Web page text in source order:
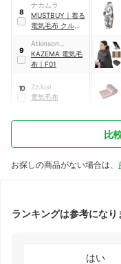
8
ナカムラ
MUSTBUY ｜ 着る
電気毛布 クルン
9
Atkinson
Engineering
KAZEMA 電気毛
布 ｜ F01
10
Zz.luxi
電気毛布
比
お探しの商品がない場合は、
ランキングは参考になり
はい